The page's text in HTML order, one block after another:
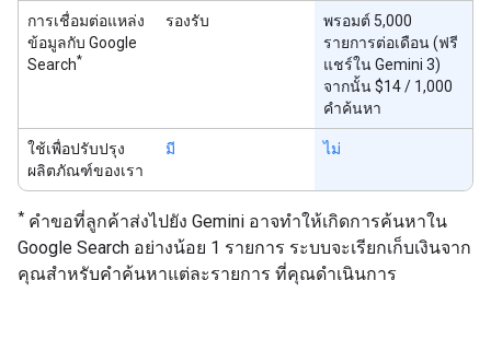
การเชื่อมต่อแหล่ง
ข้อมูลกับ Google
Search*
รองรับ
พรอมต์ 5,000
รายการต่อเดือน (ฟรี
แชร์ใน Gemini 3)
จากนั้น $14 / 1,000
คำค้นหา
ใช้เพื่อปรับปรุง
ผลิตภัณฑ์ของเรา
มี ไม่
* คำขอที่ลูกค้าส่งไปยัง Gemini อาจทำให้เกิดการค้นหาใน
Google Search อย่างน้อย 1 รายการ ระบบจะเรียกเก็บเงินจาก
คุณสำหรับคำค้นหาแต่ละรายการ ที่คุณดำเนินการ